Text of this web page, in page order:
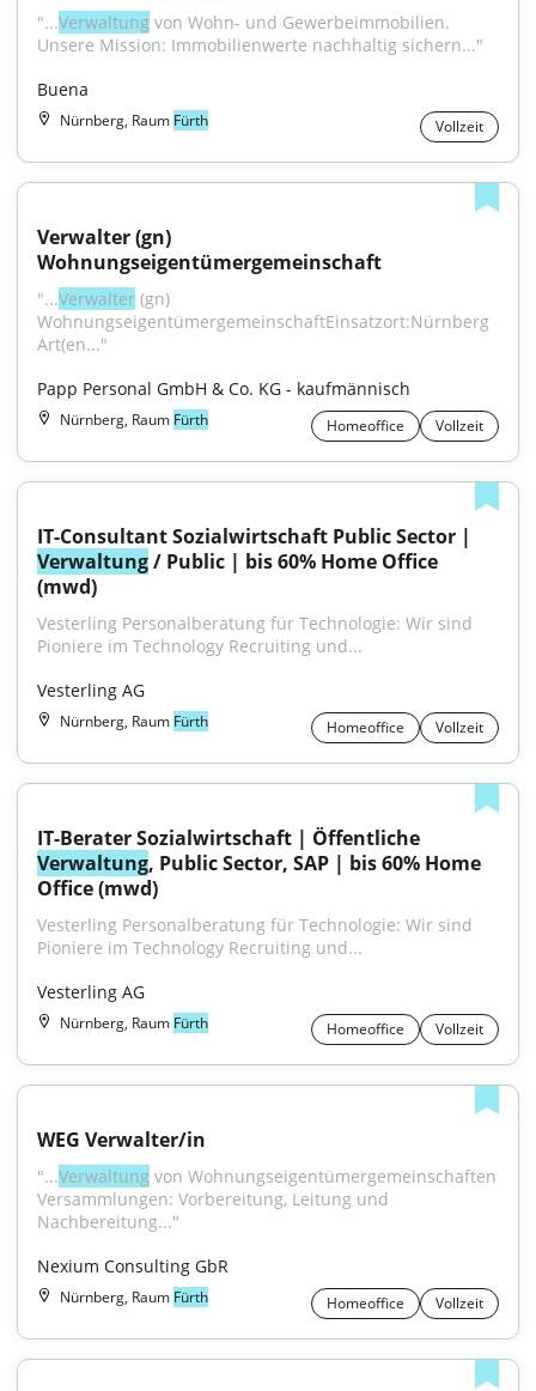
"...Verwaltung von Wohn- und Gewerbeimmobilien.
Unsere Mission: Immobilienwerte nachhaltig sichern..."
Buena
Nürnberg, Raum Fürth Vollzeit
Verwalter (gn)
Wohnungseigentümergemeinschaft
"...Verwalter (gn)
WohnungseigentümergemeinschaftEinsatzort:Nürnberg
Art(en..."
Papp Personal GmbH & Co. KG - kaufmännisch
Nürnberg, Raum Fürth Homeoffice Vollzeit
Verwaltung / Public | bis 60% Home Office
(mwd)
Vesterling Personalberatung für Technologie: Wir sind
Pioniere im Technology Recruiting und...
Vesterling AG
Nürnberg, Raum Fürth Homeoffice Vollzeit
Verwaltung, Public Sector, SAP | bis 60% Home
Office (mwd)
Vesterling Personalberatung für Technologie: Wir sind
Pioniere im Technology Recruiting und...
Vesterling AG
Nürnberg, Raum Fürth Homeoffice Vollzeit
WEG Verwalter/in
"...Verwaltung von Wohnungseigentümergemeinschaften
Versammlungen: Vorbereitung, Leitung und
Nachbereitung..."
Nexium Consulting GbR
Nürnberg, Raum Fürth Homeoffice Vollzeit